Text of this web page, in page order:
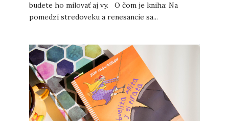
budete ho milovať aj vy. O čom je kniha: Na
pomedzí stredoveku a renesancie sa...